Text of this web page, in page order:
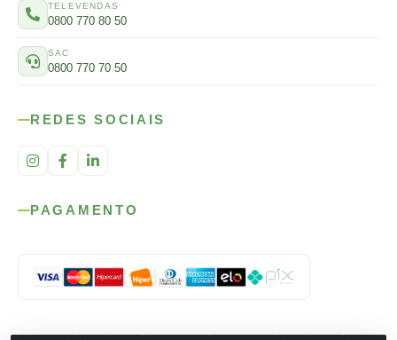
TELEVENDAS
0800 770 80 50
SAC
0800 770 70 50
REDES SOCIAIS
PAGAMENTO